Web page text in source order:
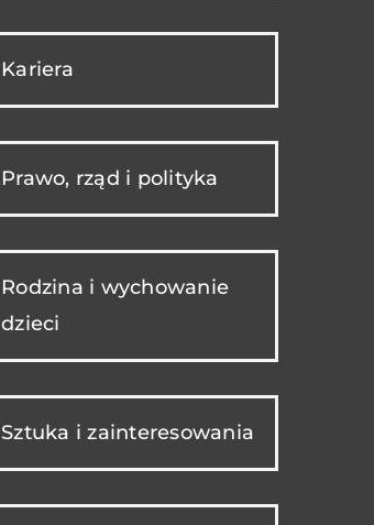
Kariera
Prawo, rząd i polityka
Rodzina i wychowanie
dzieci
Sztuka i zainteresowania